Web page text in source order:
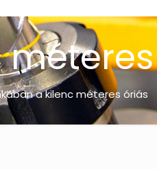
a kilenc méteres óriás